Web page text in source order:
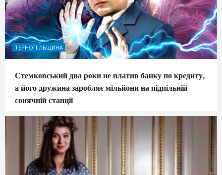
ТЕРНОПІЛЬЩИНА
Стемковський два роки не платив банку по кредиту,
а його дружина заробляє мільйони на підпільній
сонячній станції